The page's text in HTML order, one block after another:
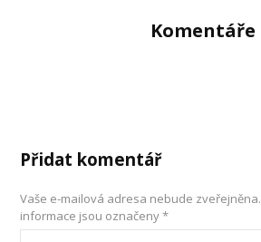
Komentáře
Přidat komentář
Vaše e-mailová adresa nebude zveřejněna.
informace jsou označeny*